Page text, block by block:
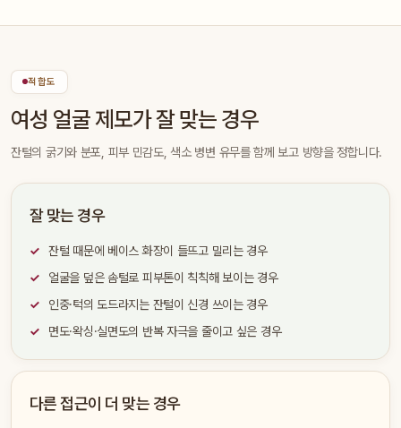
적합도
여성 얼굴 제모가 잘 맞는 경우
잔털의 굵기와 분포, 피부 민감도, 색소 병변 유무를 함께 보고 방향을 정합니다.
잘 맞는 경우
잔털 때문에 베이스 화장이 들뜨고 밀리는 경우
얼굴을 덮은 솜털로 피부톤이 칙칙해 보이는 경우
인중·턱의 도드라지는 잔털이 신경 쓰이는 경우
면도·왁싱·실면도의 반복 자극을 줄이고 싶은 경우
다른 접근이 더 맞는 경우